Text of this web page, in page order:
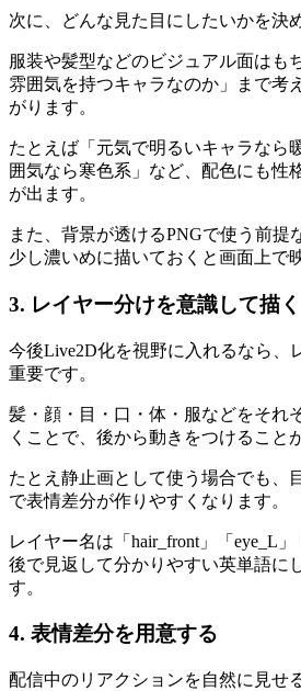
次に、どんな見た目にしたいかを決
服装や髪型などのビジュアル面はも
雰囲気を持つキャラなのか」まで考
がります。
たとえば「元気で明るいキャラなら
囲気なら寒色系」など、配色にも性
が出ます。
また、背景が透けるPNGで使う前提
少し濃いめに描いておくと画面上で
3. レイヤー分けを意識して描く
今後Live2D化を視野に入れるなら、
重要です。
髪・顔・目・口・体・服などをそれ
くことで、後から動きをつけること
たとえ静止画として使う場合でも、
で表情差分が作りやすくなります。
レイヤー名は「hair_front」「eye_L」
後で見返して分かりやすい英単語に
す。
4. 表情差分を用意する
配信中のリアクションを自然に見せ